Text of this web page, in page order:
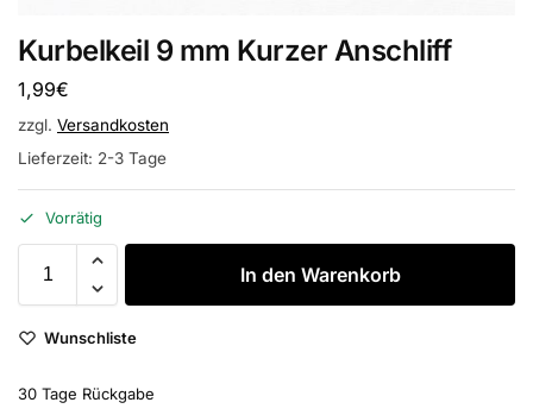
Kurbelkeil 9 mm Kurzer Anschliff
1,99€
zzgl. Versandkosten
Lieferzeit: 2-3 Tage
Vorrätig
In den Warenkorb
Wunschliste
30 Tage Rückgabe